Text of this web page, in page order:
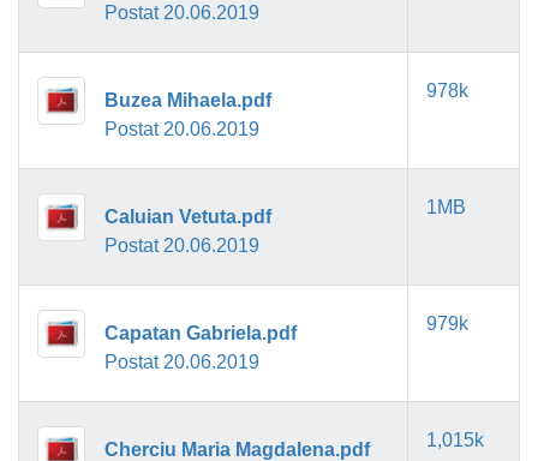
Postat 20.06.2019
Buzea Mihaela.pdf
Postat 20.06.2019
978k
Caluian Vetuta.pdf
Postat 20.06.2019
1MB
Capatan Gabriela.pdf
Postat 20.06.2019
979k
Cherciu Maria Magdalena.pdf
1,015k